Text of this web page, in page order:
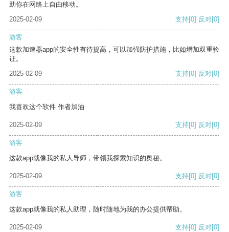
助你在网络上自由移动。
2025-02-09
支持[0] 反对[0]
游客
这款加速器app的安全性有待提高，可以加强防护措施，比如增加双重验
证。
2025-02-09
支持[0] 反对[0]
游客
我喜欢这个软件 作者加油
2025-02-09 支持[0] 反对[0]
游客
这款app就像我的私人导师，带领我探索知识的奥秘。
2025-02-09 支持[0] 反对[0]
游客
这款app就像我的私人助理，随时随地为我的办公提供帮助。
2025-02-09 支持[0] 反对[0]